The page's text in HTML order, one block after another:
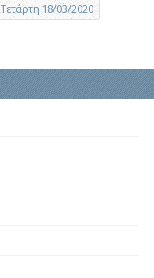
Τετάρτη 18/03/2020